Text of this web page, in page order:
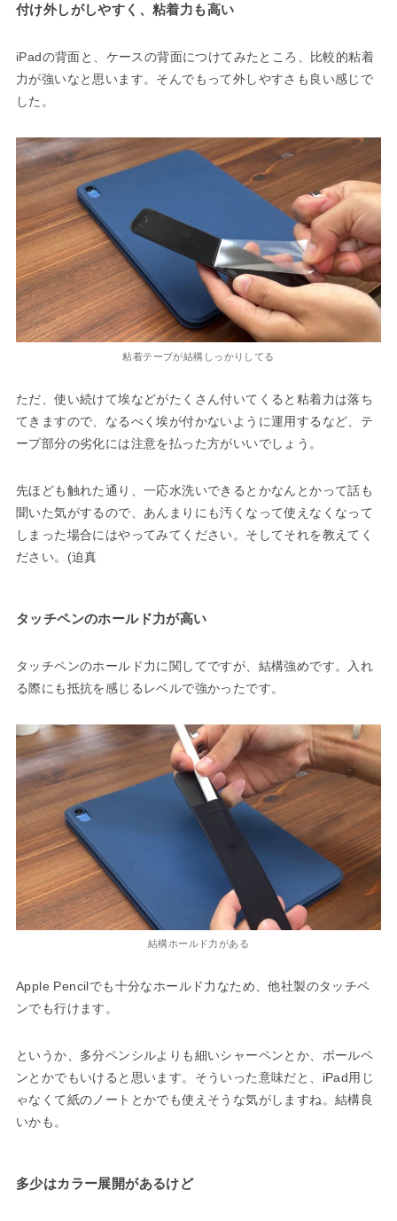
付け外しがしやすく、粘着力も高い
iPadの背面と、ケースの背面につけてみたところ、比較的粘着
力が強いなと思います。そんでもって外しやすさも良い感じで
した。
粘着テープが結構しっかりしてる
ただ、使い続けて埃などがたくさん付いてくると粘着力は落ち
てきますので、なるべく埃が付かないように運用するなど、テ
ープ部分の劣化には注意を払った方がいいでしょう。
先ほども触れた通り、一応水洗いできるとかなんとかって話も
聞いた気がするので、あんまりにも汚くなって使えなくなって
しまった場合にはやってみてください。そしてそれを教えてく
ださい。(迫真
タッチペンのホールド力が高い
タッチペンのホールド力に関してですが、結構強めです。入れ
る際にも抵抗を感じるレベルで強かったです。
結構ホールド力がある
Apple Pencilでも十分なホールド力なため、他社製のタッチペ
ンでも行けます。
というか、多分ペンシルよりも細いシャーペンとか、ボールペ
ンとかでもいけると思います。そういった意味だと、iPad用じ
ゃなくて紙のノートとかでも使えそうな気がしますね。結構良
いかも。
多少はカラー展開があるけど